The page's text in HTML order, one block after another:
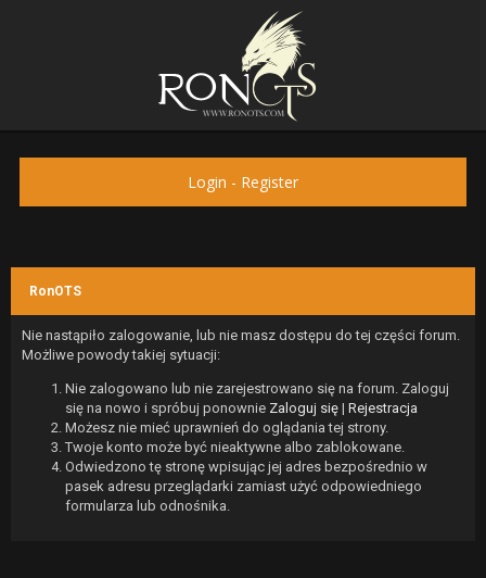
Login - Register
RonOTS
Nie nastąpiło zalogowanie, lub nie masz dostępu do tej części forum.
Możliwe powody takiej sytuacji:
Nie zalogowano lub nie zarejestrowano się na forum. Zaloguj
się na nowo i spróbuj ponownie Zaloguj się | Rejestracja
Możesz nie mieć uprawnień do oglądania tej strony.
Twoje konto może być nieaktywne albo zablokowane.
Odwiedzono tę stronę wpisując jej adres bezpośrednio w
pasek adresu przeglądarki zamiast użyć odpowiedniego
formularza lub odnośnika.